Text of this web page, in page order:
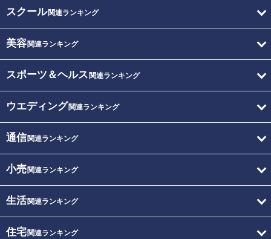
スクール関連ランキング
美容関連ランキング
スポーツ＆ヘルス 関連ランキング
ウエディング関連ランキング
通信関連ランキング
小売関連ランキング
生活関連ランキング
住宅関連ランキング